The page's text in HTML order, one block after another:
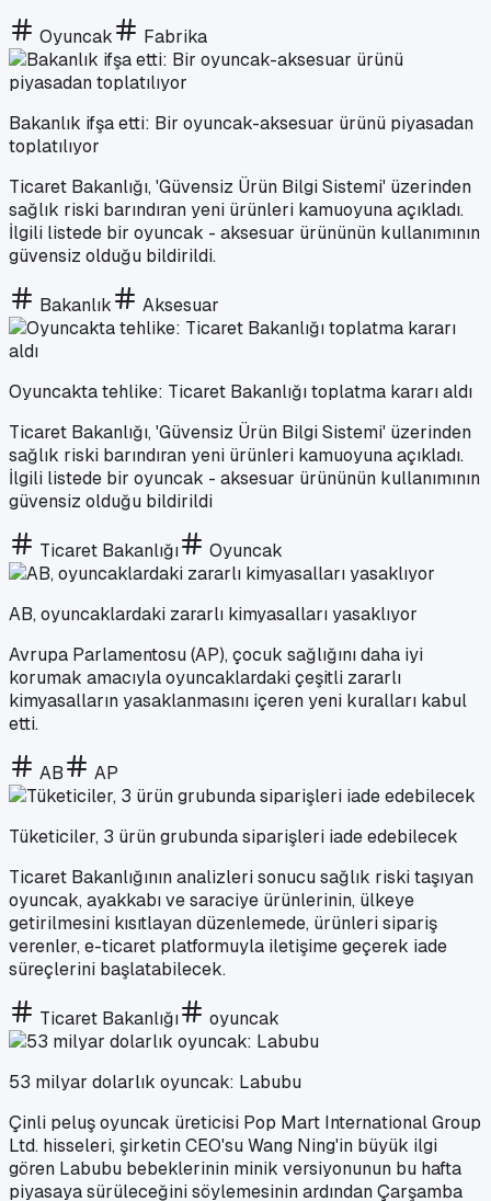
Oyuncak Fabrika
Bakanlık ifşa etti: Bir oyuncak-aksesuar ürünü piyasadan
toplatılıyor
Ticaret Bakanlığı, 'Güvensiz Ürün Bilgi Sistemi' üzerinden
sağlık riski barındıran yeni ürünleri kamuoyuna açıkladı.
İlgili listede bir oyuncak - aksesuar ürününün kullanımının
güvensiz olduğu bildirildi.
Bakanlık Aksesuar
Oyuncakta tehlike: Ticaret Bakanlığı toplatma kararı aldı
Ticaret Bakanlığı, 'Güvensiz Ürün Bilgi Sistemi' üzerinden
sağlık riski barındıran yeni ürünleri kamuoyuna açıkladı.
İlgili listede bir oyuncak - aksesuar ürününün kullanımının
güvensiz olduğu bildirildi
Ticaret Bakanlığı Oyuncak
AB, oyuncaklardaki zararlı kimyasalları yasaklıyor
Avrupa Parlamentosu (AP), çocuk sağlığını daha iyi
korumak amacıyla oyuncaklardaki çeşitli zararlı
kimyasalların yasaklanmasını içeren yeni kuralları kabul
etti.
AB AP
Tüketiciler, 3 ürün grubunda siparişleri iade edebilecek
Ticaret Bakanlığının analizleri sonucu sağlık riski taşıyan
oyuncak, ayakkabı ve saraciye ürünlerinin, ülkeye
getirilmesini kısıtlayan düzenlemede, ürünleri sipariş
verenler, e-ticaret platformuyla iletişime geçerek iade
süreçlerini başlatabilecek.
Ticaret Bakanlığı oyuncak
53 milyar dolarlık oyuncak: Labubu
Çinli peluş oyuncak üreticisi Pop Mart International Group
Ltd. hisseleri, şirketin CEO'su Wang Ning'in büyük ilgi
gören Labubu bebeklerinin minik versiyonunun bu hafta
piyasaya sürüleceğini söylemesinin ardından Çarşamba